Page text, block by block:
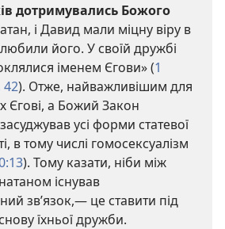
дотримувались Божого
і Давид мали міцну віру в
його. У своїй дружбі
іменем Єгови» (1
42). Отже, найважливішим для
Єгові, а Божий Закон
усі форми статевої
в тому числі гомосексуалізм
). Тому казати, ніби між
існував
зв’язок,— це ставити під
їхньої дружби.